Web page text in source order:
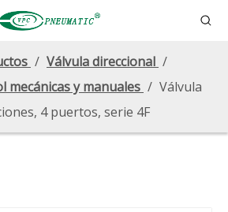
/ Válvula direccional /
mecánicas y manuales / Válvula
4 puertos, serie 4F